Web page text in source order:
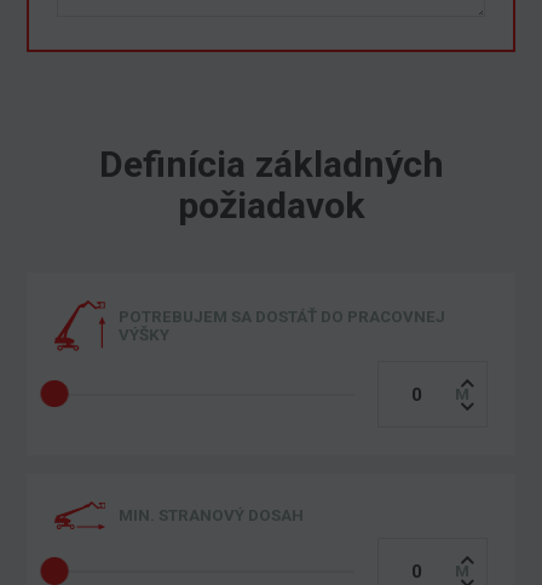
Definícia základných
požiadavok
POTREBUJEM SA DOSTÁŤ DO PRACOVNEJ
VÝŠKY
MIN. STRANOVÝ DOSAH